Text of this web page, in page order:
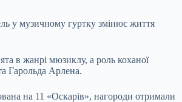
у музичному гуртку змінює життя
в жанрі мюзиклу, а роль коханої
Гарольда Арлена.
на 11 «Оскарів», нагороди отримали